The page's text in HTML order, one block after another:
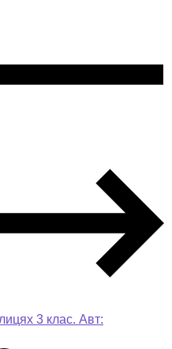
3 клас. Авт: